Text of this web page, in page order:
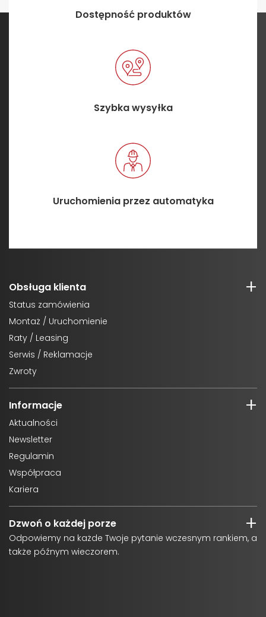
Dostępność produktów
Szybka wysyłka
Uruchomienia przez automatyka
Obsługa klienta
Status zamówienia
Montaż / Uruchomienie
Raty / Leasing
Serwis / Reklamacje
Zwroty
Informacje
Aktualności
Newsletter
Regulamin
Współpraca
Kariera
Dzwoń o każdej porze
Odpowiemy na każde Twoje pytanie wczesnym rankiem, a
także późnym wieczorem.